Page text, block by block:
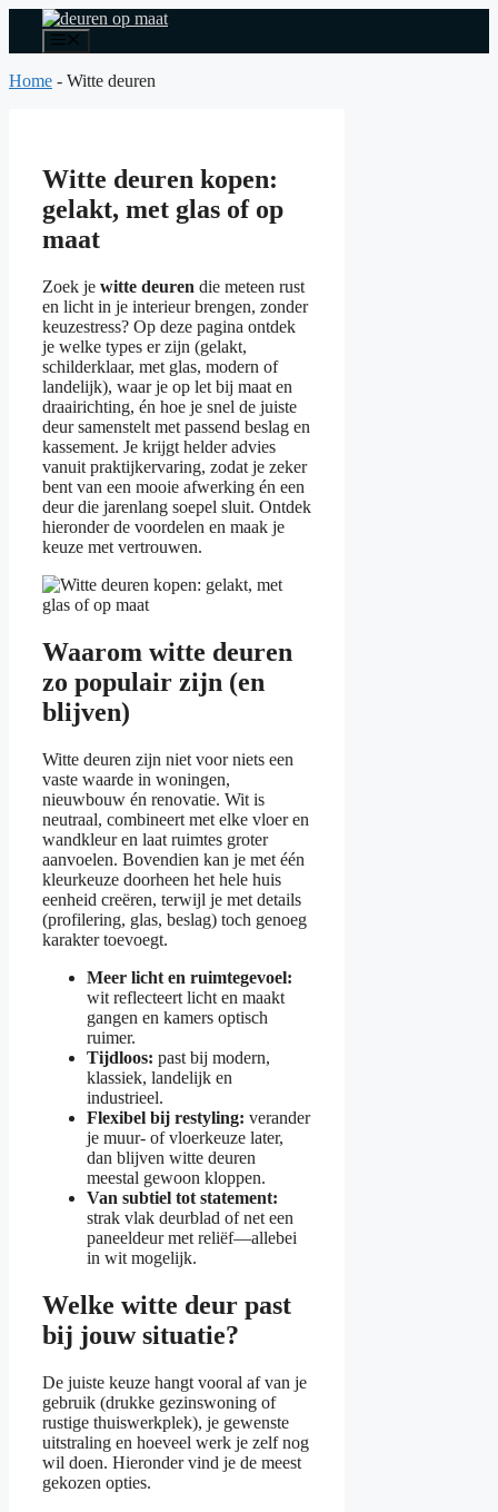
Spring
de
inhoud
Home - Witte deuren
Witte deuren kopen:
gelakt, met glas of op
maat
Zoek je witte deuren die meteen rust
en licht in je interieur brengen, zonder
keuzestress? Op deze pagina ontdek
je welke types er zijn (gelakt,
schilderklaar, met glas, modern of
landelijk), waar je op let bij maat en
draairichting, én hoe je snel de juiste
deur samenstelt met passend beslag en
kassement. Je krijgt helder advies
vanuit praktijkervaring, zodat je zeker
bent van een mooie afwerking én een
deur die jarenlang soepel sluit. Ontdek
hieronder de voordelen en maak je
keuze met vertrouwen.
Waarom witte deuren
zo populair zijn (en
blijven)
Witte deuren zijn niet voor niets een
vaste waarde in woningen,
nieuwbouw én renovatie. Wit is
neutraal, combineert met elke vloer en
wandkleur en laat ruimtes groter
aanvoelen. Bovendien kan je met één
kleurkeuze doorheen het hele huis
eenheid creëren, terwijl je met details
(profilering, glas, beslag) toch genoeg
karakter toevoegt.
Meer licht en ruimtegevoel:
wit reflecteert licht en maakt
gangen en kamers optisch
ruimer.
Tijdloos: past bij modern,
klassiek, landelijk en
industrieel.
Flexibel bij restyling: verander
je muur- of vloerkeuze later,
dan blijven witte deuren
meestal gewoon kloppen.
Van subtiel tot statement:
strak vlak deurblad of net een
paneeldeur met reliëf—allebei
in wit mogelijk.
Welke witte deur past
bij jouw situatie?
De juiste keuze hangt vooral af van je
gebruik (drukke gezinswoning of
rustige thuiswerkplek), je gewenste
uitstraling en hoeveel werk je zelf nog
wil doen. Hieronder vind je de meest
gekozen opties.